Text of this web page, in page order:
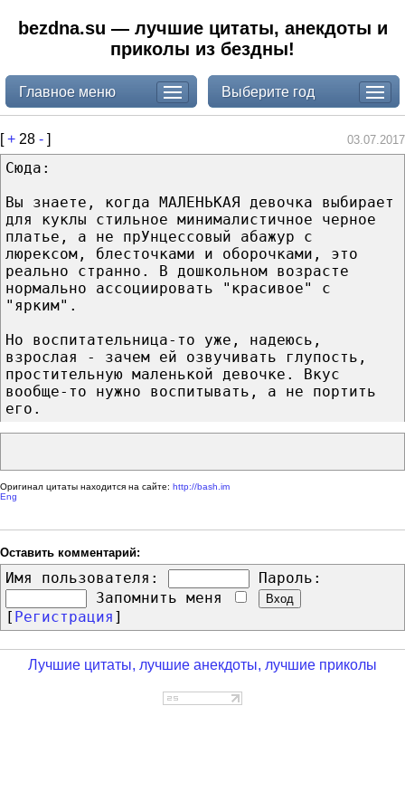
bezdna.su — лучшие цитаты, анекдоты и
приколы из бездны!
Главное меню Выберите год
[+ 28 - ] 03.07.2017
Сюда:
Вы знаете, когда МАЛЕНЬКАЯ девочка выбирает
для куклы стильное минималистичное черное
платье, а не прУнцессовый абажур с
люрексом, блесточками и оборочками, это
реально странно. В дошкольном возрасте
нормально ассоциировать "красивое" с
"ярким".
Но воспитательница-то уже, надеюсь,
взрослая - зачем ей озвучивать глупость,
простительную маленькой девочке. Вкус
вообще-то нужно воспитывать, а не портить
его.
Оригинал цитаты находится на сайте: http://bash.im
Eng
Оставить комментарий:
Имя пользователя:
Пароль:
Запомнить меня
[ Регистрация ]
Лучшие цитаты, лучшие анекдоты, лучшие приколы